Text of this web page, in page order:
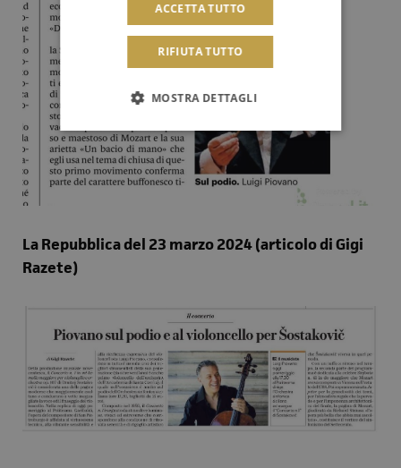
La Repubblica del 23 marzo 2024 (articolo di Gigi
Razete)
ACCETTA TUTTO
RIFIUTA TUTTO
MOSTRA DETTAGLI